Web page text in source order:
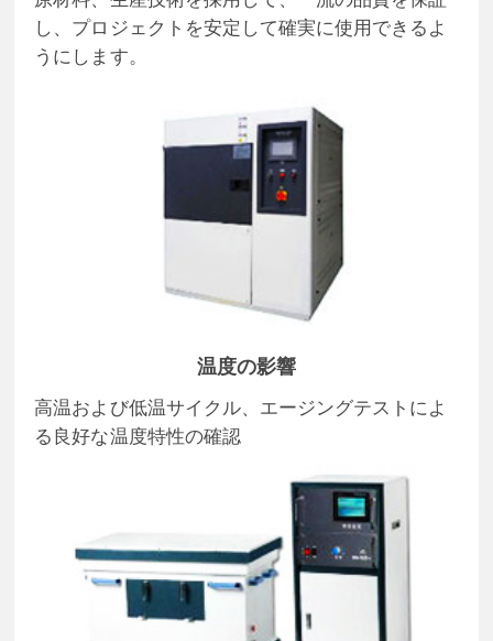
し、プロジェクトを安定して確実に使用できるよ
うにします。
温度の影響
高温および低温サイクル、エージングテストによ
る良好な温度特性の確認